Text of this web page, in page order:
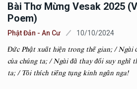
Bài Thơ Mừng Vesak 2025
Poem)
Phật Đản - An Cư 10/10/2024
Đức Phật xuất hiện trong thế gian; / Ngài
của chúng ta; / Ngài đã thay đổi suy nghĩ
ta; / Tôi thích tiếng tụng kinh ngân nga!